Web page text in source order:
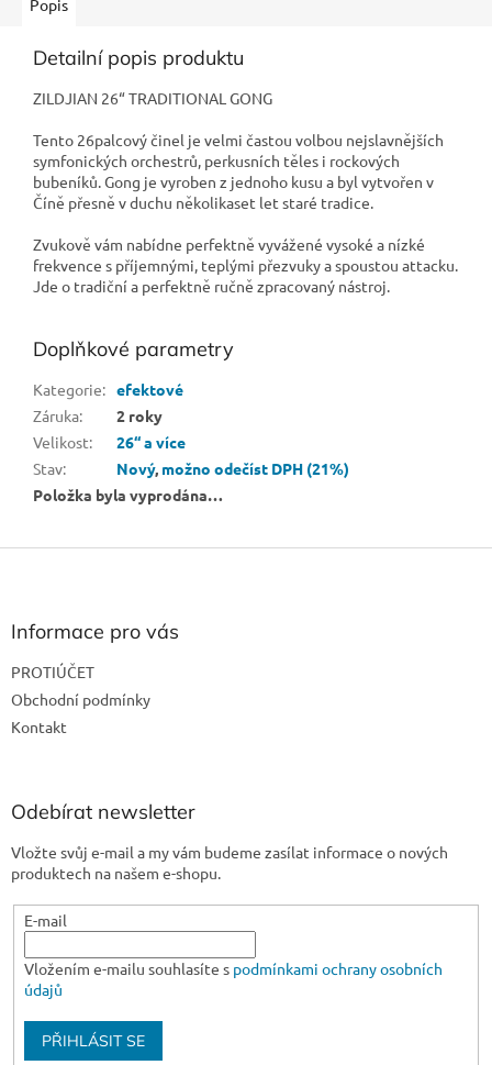
Detailní popis produktu
ZILDJIAN 26“ TRADITIONAL GONG
Tento 26palcový činel je velmi častou volbou nejslavnějších
symfonických orchestrů, perkusních těles i rockových
bubeníků. Gong je vyroben z jednoho kusu a byl vytvořen v
Číně přesně v duchu několikaset let staré tradice.
Zvukově vám nabídne perfektně vyvážené vysoké a nízké
frekvence s příjemnými, teplými přezvuky a spoustou attacku.
Jde o tradiční a perfektně ručně zpracovaný nástroj.
Doplňkové parametry
Kategorie: efektové
Záruka:
2 roky
Velikost:
26“ a více
Stav: Nový, možno odečíst DPH (21%)
Položka byla vyprodána…
Z
Informace pro vás
PROTIÚČET
Obchodní podmínky
Kontakt
Odebírat newsletter
Vložte svůj e-mail a my vám budeme zasílat informace o nových
produktech na našem e-shopu.
E-mail
Vložením e-mailu souhlasíte s podmínkami ochrany osobních
údajů
PŘIHLÁSIT SE